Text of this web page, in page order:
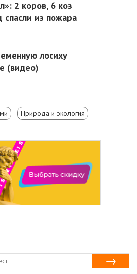
2 коров, 6 коз
из пожара
лосиху
(видео)
Природа и экология